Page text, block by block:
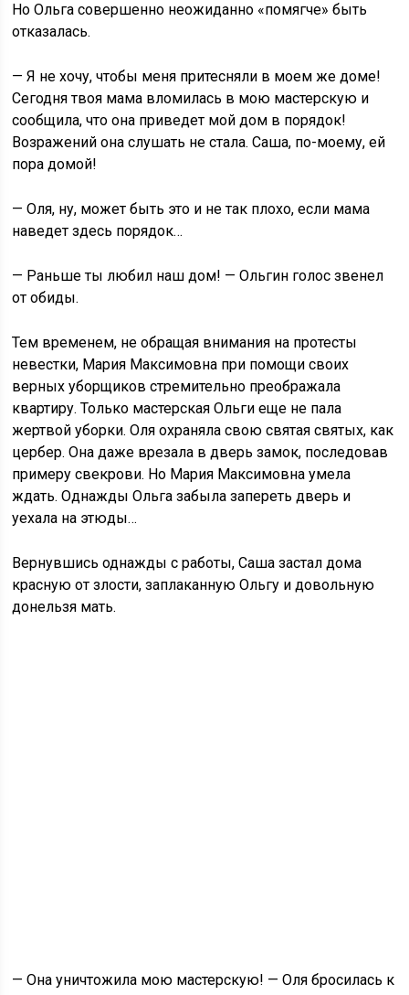
Но Ольга совершенно неожиданно «помягче» быть
отказалась.
— Я не хочу, чтобы меня притесняли в моем же доме!
Сегодня твоя мама вломилась в мою мастерскую и
сообщила, что она приведет мой дом в порядок!
Возражений она слушать не стала. Саша, по-моему, ей
пора домой!
— Оля, ну, может быть это и не так плохо, если мама
наведет здесь порядок…
— Раньше ты любил наш дом! — Ольгин голос звенел
от обиды.
Тем временем, не обращая внимания на протесты
невестки, Мария Максимовна при помощи своих
верных уборщиков стремительно преображала
квартиру. Только мастерская Ольги еще не пала
жертвой уборки. Оля охраняла свою святая святых, как
цербер. Она даже врезала в дверь замок, последовав
примеру свекрови. Но Мария Максимовна умела
ждать. Однажды Ольга забыла запереть дверь и
уехала на этюды…
Вернувшись однажды с работы, Саша застал дома
красную от злости, заплаканную Ольгу и довольную
донельзя мать.
— Она уничтожила мою мастерскую! — Оля бросилась к